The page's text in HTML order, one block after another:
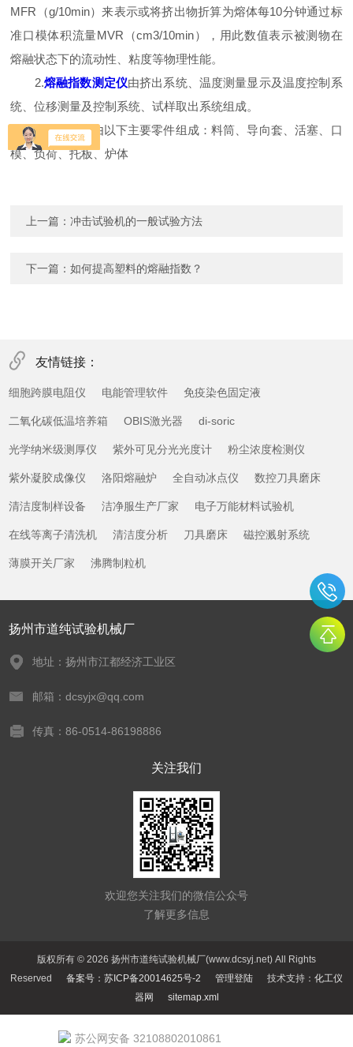
MFR（ɡ/10min）来表示或将挤出物折算为熔体每10分钟通过标
准口模体积流量MVR（cm3/10min），用此数值表示被测物在
熔融状态下的流动性、粘度等物理性能。
2.熔融指数测定仪由挤出系统、温度测量显示及温度控制系
统、位移测量及控制系统、试样取出系统组成。
3.挤出系统由以下主要零件组成：料筒、导向套、活塞、口
模、负荷、托板、炉体
上一篇：冲击试验机的一般试验方法
下一篇：如何提高塑料的熔融指数？
友情链接：
细胞跨膜电阻仪 电能管理软件 免疫染色固定液
二氧化碳低温培养箱 OBIS激光器 di-soric
光学纳米级测厚仪 紫外可见分光光度计 粉尘浓度检测仪
紫外凝胶成像仪 洛阳熔融炉 全自动冰点仪 数控刀具磨床
清洁度制样设备 洁净服生产厂家 电子万能材料试验机
在线等离子清洗机 清洁度分析 刀具磨床 磁控溅射系统
薄膜开关厂家 沸腾制粒机
扬州市道纯试验机械厂
地址：扬州市江都经济工业区
邮箱：dcsyjx@qq.com
传真：86-0514-86198886
关注我们
欢迎您关注我们的微信公众号
了解更多信息
版权所有 © 2026 扬州市道纯试验机械厂(www.dcsyj.net) All Rights
Reserved 备案号：苏ICP备20014625号-2 管理登陆 技术支持： 化工仪
器网
sitemap.xml
苏公网安备 32108802010861